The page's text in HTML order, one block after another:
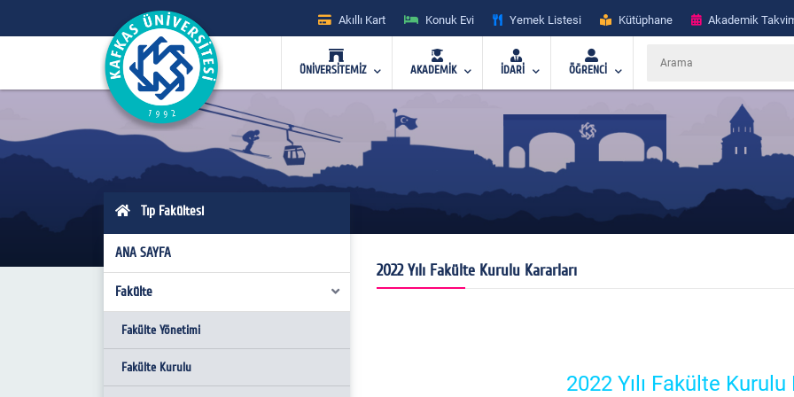
Akıllı Kart Konuk Evi Yemek Listesi Kütüphane Akademik
ÜNİVERSİTEMİZ AKADEMİK İDARİ ÖĞRENCİ
Tıp Fakültesi
ANA SAYFA
Fakülte
Fakülte Yönetimi
Fakülte Kurulu
2022 Yılı Fakülte Kurulu Kararları
2022 Yılı Fakülte Kurulu